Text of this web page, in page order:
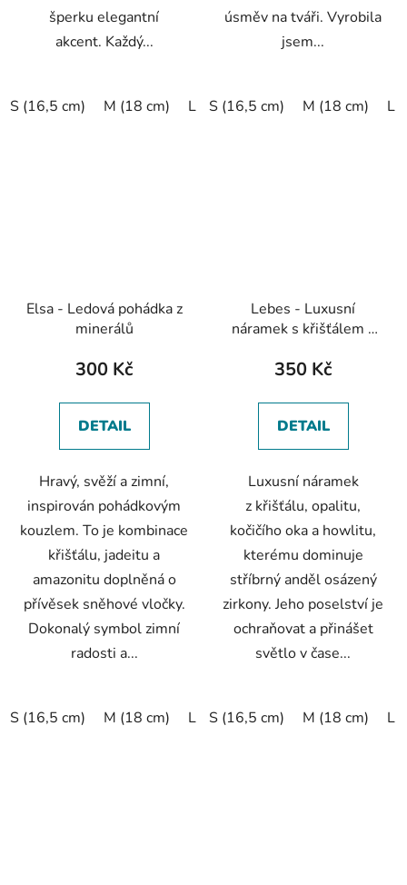
šperku elegantní
akcent. Každý...
S (16,5 cm) M (18 cm) L (19,5 cm) XL (20,5 cm)
úsměv na tváři. Vyrobila
jsem...
S (16,5 cm) M (18 cm) L
Elsa - Ledová pohádka z
minerálů
300 Kč
DETAIL
Hravý, svěží a zimní,
inspirován pohádkovým
kouzlem. To je kombinace
křišťálu, jadeitu a
amazonitu doplněná o
přívěsek sněhové vločky.
Dokonalý symbol zimní
radosti a...
S (16,5 cm) M (18 cm) L (19,5 cm) XL (20,5 cm)
Lebes - Luxusní
náramek s křišťálem a
350 Kč
DETAIL
Luxusní náramek
z křišťálu, opalitu,
kočičího oka a howlitu,
kterému dominuje
stříbrný anděl osázený
zirkony. Jeho poselství je
ochraňovat a přinášet
světlo v čase...
S (16,5 cm) M (18 cm) L